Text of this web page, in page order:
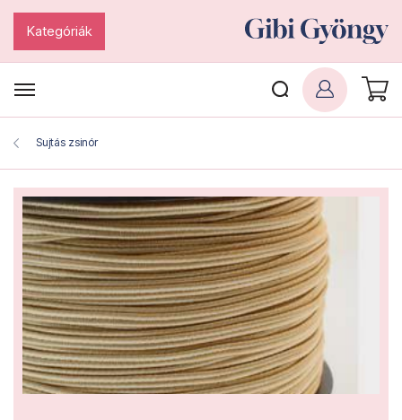
Kategóriák
Sujtás zsinór